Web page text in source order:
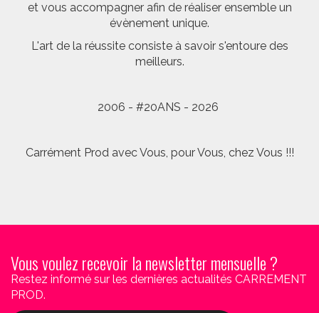
et vous accompagner afin de réaliser ensemble un
évènement unique.
L'art de la réussite consiste à savoir s'entoure des
meilleurs.
2006 - #20ANS - 2026
Carrément Prod avec Vous, pour Vous, chez Vous !!!
Vous voulez recevoir la newsletter mensuelle ?
Restez informé sur les dernières actualités CARREMENT
PROD.